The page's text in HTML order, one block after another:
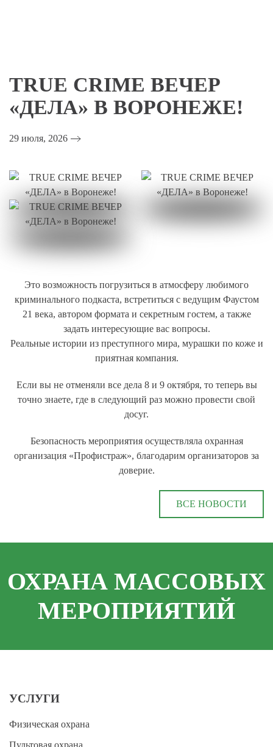
content
TRUE CRIME ВЕЧЕР
«ДЕЛА» В ВОРОНЕЖЕ!
29 июля, 2026
Это возможность погрузиться в атмосферу любимого
криминального подкаста, встретиться с ведущим Фаустом
21 века, автором формата и секретным гостем, а также
задать интересующие вас вопросы.
Реальные истории из преступного мира, мурашки по коже и
приятная компания.
Если вы не отменяли все дела 8 и 9 октября, то теперь вы
точно знаете, где в следующий раз можно провести свой
досуг.
Безопасность мероприятия осуществляла охранная
организация «Профистраж», благодарим организаторов за
доверие.
ВСЕ НОВОСТИ
ОХРАНА МАССОВЫХ
МЕРОПРИЯТИЙ
УСЛУГИ
Физическая охрана